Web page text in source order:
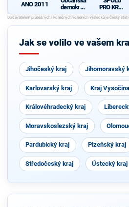
ANO 2011
demokrati
cká strana
+
STAROST
NEZÁVISL
ČEŠI
PRO KRAJ
-
Osobnosti
kraje,
Zelení
Jak se volilo ve vašem
Jihočeský kraj Jihomoravský
Karlovarský kraj Kraj Vysočina
Královéhradecký kraj
Moravskoslezský kraj
Pardubický kraj Plzeňský kraj
Středočeský kraj Ústecký kraj